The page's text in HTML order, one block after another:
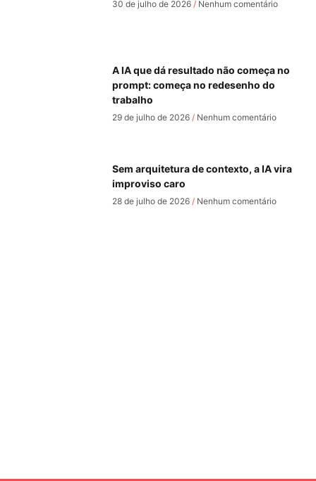
30 de julho de 2026 Nenhum comentário
A IA que dá resultado não começa no
prompt: começa no redesenho do
trabalho
29 de julho de 2026 Nenhum comentário
Sem arquitetura de contexto, a IA vira
improviso caro
28 de julho de 2026 Nenhum comentário